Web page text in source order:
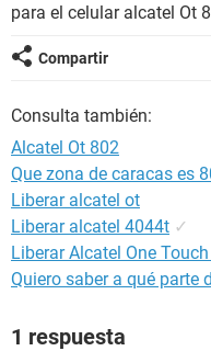
para el celular alcatel Ot
Compartir
Consulta también:
Alcatel Ot 802
Que zona de caracas es
Liberar alcatel ot
Liberar alcatel 4044t ✓
Liberar Alcatel One
Quiero saber a qué parte
1 respuesta